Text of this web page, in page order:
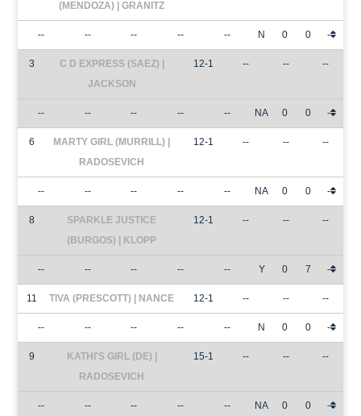
(MENDOZA) | GRANITZ
-- -- -- -- -- N 0 0 -
3
C D EXPRESS (SAEZ) |
JACKSON
12-1 -- -- --
-- -- -- -- -- NA 0 0 -
6
MARTY GIRL (MURRILL) |
RADOSEVICH
12-1 -- -- --
-- -- -- -- -- NA 0 0 -
8
SPARKLE JUSTICE
(BURGOS) | KLOPP
12-1 -- -- --
-- -- -- -- -- Y 0 7 -
11 TIVA (PRESCOTT) | NANCE 12-1 -- -- --
-- -- -- -- -- N 0 0 -
9
KATHI'S GIRL (DE) |
RADOSEVICH
15-1 -- -- --
-- -- -- -- -- NA 0 0 -